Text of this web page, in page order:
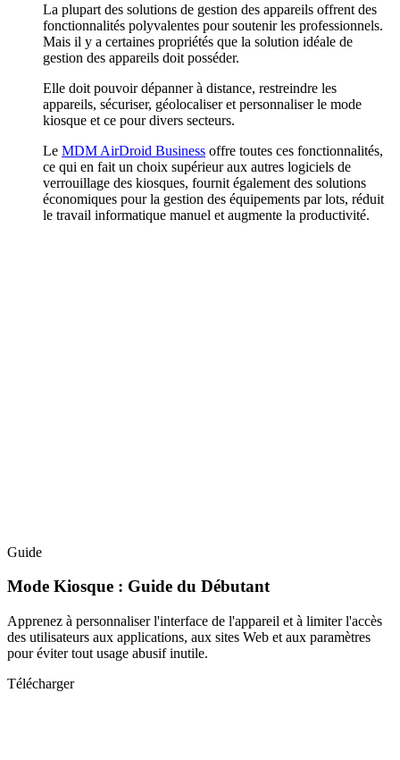
La plupart des solutions de gestion des appareils offrent des
fonctionnalités polyvalentes pour soutenir les professionnels.
Mais il y a certaines propriétés que la solution idéale de
gestion des appareils doit posséder.
Elle doit pouvoir dépanner à distance, restreindre les
appareils, sécuriser, géolocaliser et personnaliser le mode
kiosque et ce pour divers secteurs.
Le MDM AirDroid Business offre toutes ces fonctionnalités,
ce qui en fait un choix supérieur aux autres logiciels de
verrouillage des kiosques, fournit également des solutions
économiques pour la gestion des équipements par lots, réduit
le travail informatique manuel et augmente la productivité.
Guide
Mode Kiosque : Guide du Débutant
Apprenez à personnaliser l'interface de l'appareil et à limiter l'accès
des utilisateurs aux applications, aux sites Web et aux paramètres
pour éviter tout usage abusif inutile.
Télécharger